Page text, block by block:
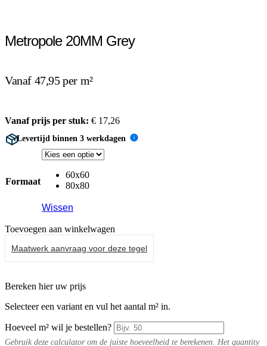
Metropole 20MM Grey
Vanaf 47,95 per m²
Vanaf prijs per stuk: € 17,26
Levertijd binnen 3 werkdagen i
Formaat
60x60
80x80
Wissen
Toevoegen aan winkelwagen
Maatwerk aanvraag voor deze tegel
Bereken hier uw prijs
Selecteer een variant en vul het aantal m² in.
Hoeveel m² wil je bestellen?
Gebruik deze calculator om de juiste hoeveelheid te berekenen. Het quantity